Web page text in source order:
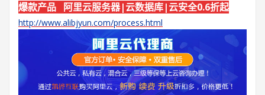
爆款产品 阿里云服务器|云数据库|云安全0.6折起
http://www.alibjyun.com/process.html